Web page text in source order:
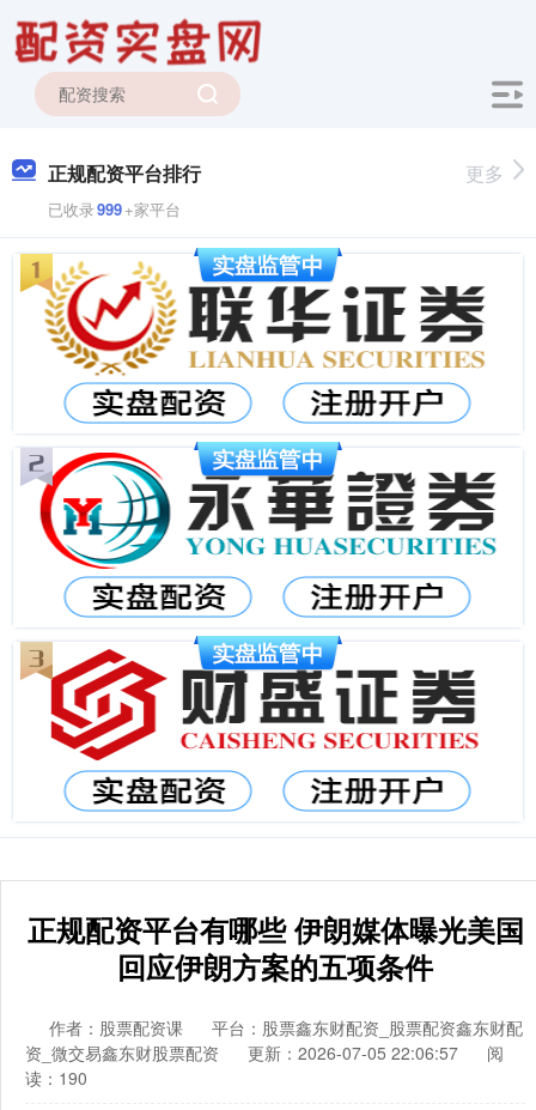
正规配资平台排行
已收录999+家平台
更多
正规配资平台有哪些 伊朗媒体曝光美国
回应伊朗方案的五项条件
作者：股票配资课
平台：股票鑫东财配资_股票配资鑫东财配
资_微交易鑫东财股票配资
更新：2026-07-05 22:06:57
阅
读：190